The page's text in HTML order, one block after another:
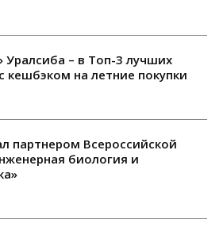
Уралсиба – в Топ-3 лучших
кешбэком на летние покупки
партнером Всероссийской
биология и